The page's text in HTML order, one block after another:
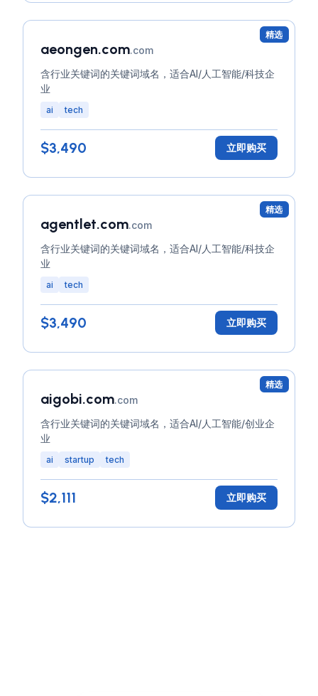
精选
aeongen.com.com
含行业关键词的关键词域名，适合AI/人工智能/科技企
业
ai tech
$3,490 立即购买
精选
agentlet.com.com
含行业关键词的关键词域名，适合AI/人工智能/科技企
业
ai tech
$3,490 立即购买
精选
aigobi.com.com
含行业关键词的关键词域名，适合AI/人工智能/创业企
业
ai startup tech
$2,111 立即购买